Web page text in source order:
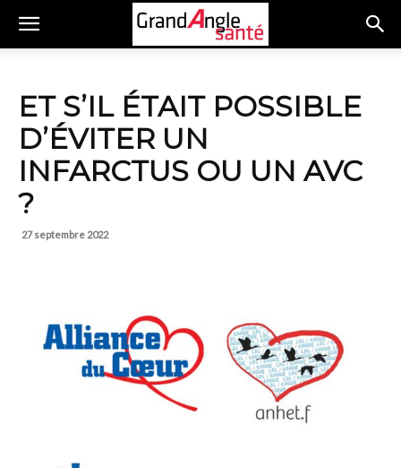
ET S’IL ÉTAIT POSSIBLE
D’ÉVITER UN
INFARCTUS OU UN AVC
?
27 septembre 2022